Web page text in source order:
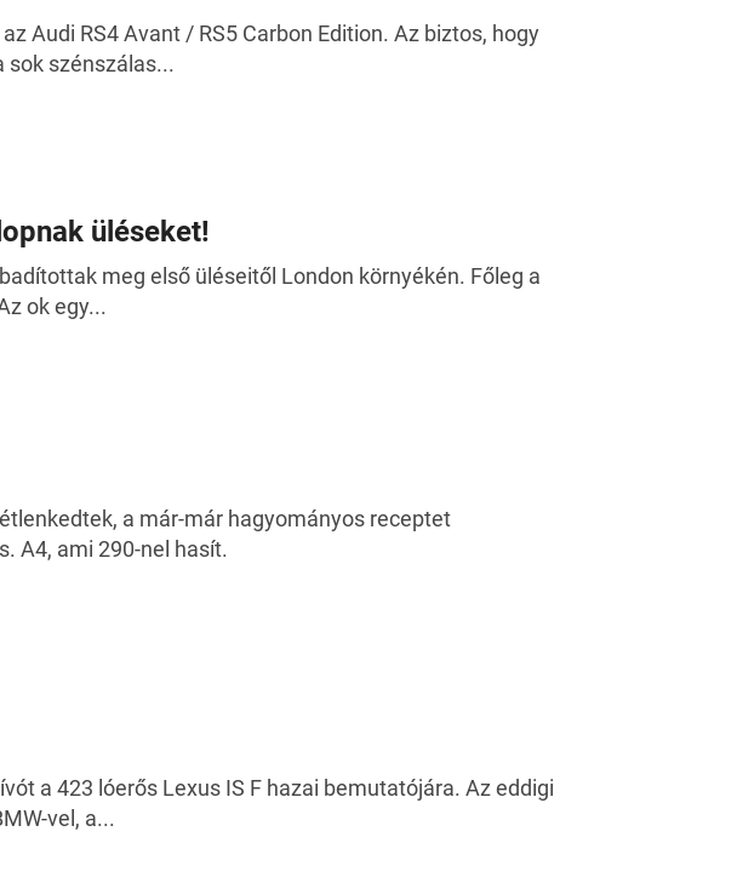
Audi RS4 Avant / RS5 Carbon Edition. Az biztos, hogy
sok szénszálas...
üléseket!
meg első üléseitől London környékén. Főleg a
ok egy...
a már-már hagyományos receptet
A4, ami 290-nel hasít.
a 423 lóerős Lexus IS F hazai bemutatójára. Az eddigi
vel, a...